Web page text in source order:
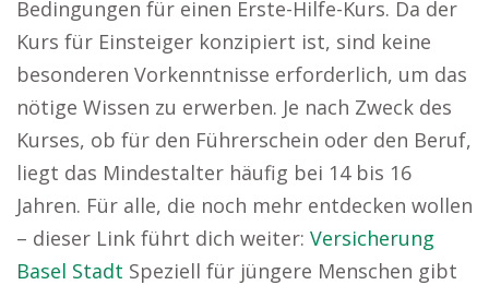
Bedingungen für einen Erste-Hilfe-Kurs. Da der
Kurs für Einsteiger konzipiert ist, sind keine
besonderen Vorkenntnisse erforderlich, um das
nötige Wissen zu erwerben. Je nach Zweck des
Kurses, ob für den Führerschein oder den Beruf,
liegt das Mindestalter häufig bei 14 bis 16
Jahren. Für alle, die noch mehr entdecken wollen
– dieser Link führt dich weiter: Versicherung
Basel Stadt Speziell für jüngere Menschen gibt